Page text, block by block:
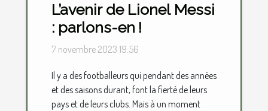
L’avenir de Lionel Messi
: parlons-en !
7 novembre 2023 19:56
Il y a des footballeurs qui pendant des années
et des saisons durant, font la fierté de leurs
pays et de leurs clubs. Mais à un moment